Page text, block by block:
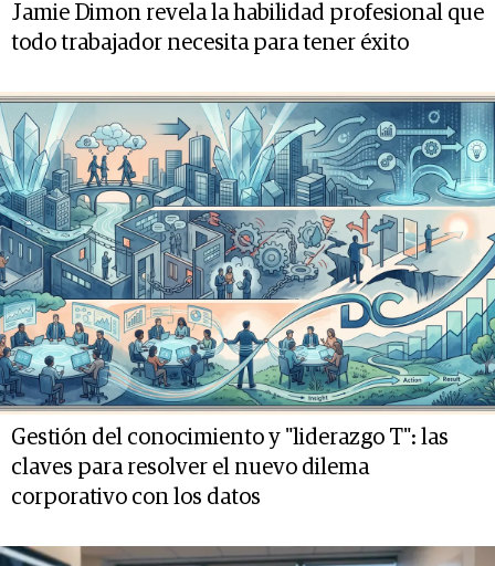
Jamie Dimon revela la habilidad profesional que
todo trabajador necesita para tener éxito
Gestión del conocimiento y "liderazgo T": las
claves para resolver el nuevo dilema
corporativo con los datos